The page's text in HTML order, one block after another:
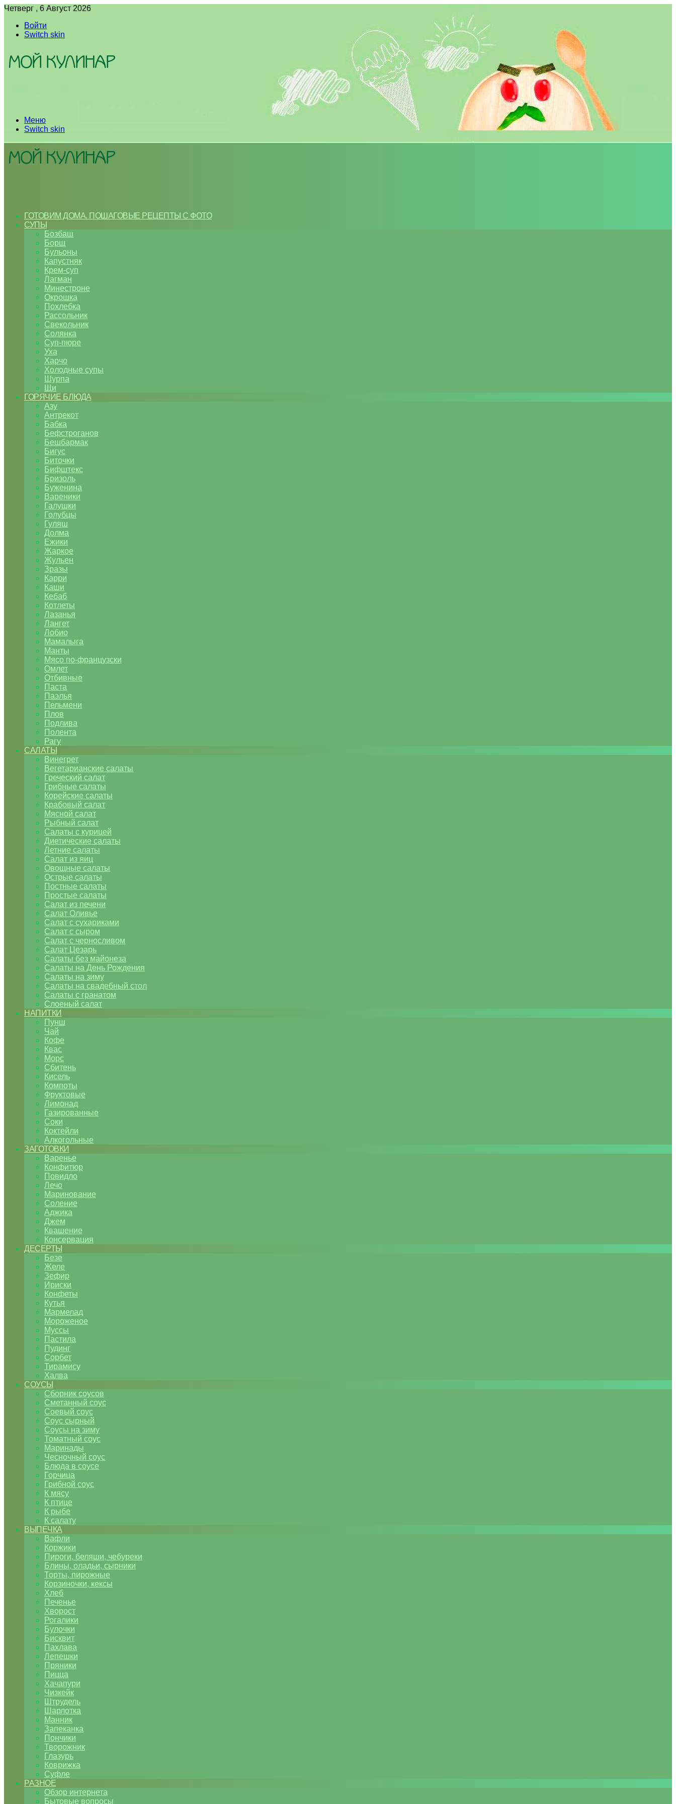
Четверг , 6 Август 2026
Войти
Switch skin
Меню
Switch skin
ГОТОВИМ ДОМА. ПОШАГОВЫЕ РЕЦЕПТЫ С ФОТО
СУПЫ
Бозбаш
Борщ
Бульоны
Капустняк
Крем-суп
Лагман
Минестроне
Окрошка
Похлебка
Рассольник
Свекольник
Солянка
Суп-пюре
Уха
Харчо
Холодные супы
Шурпа
Щи
ГОРЯЧИЕ БЛЮДА
Азу
Антрекот
Бабка
Бефстроганов
Бешбармак
Бигус
Биточки
Бифштекс
Бризоль
Буженина
Вареники
Галушки
Голубцы
Гуляш
Долма
Ежики
Жаркое
Жульен
Зразы
Карри
Каши
Кебаб
Котлеты
Лазанья
Лангет
Лобио
Мамалыга
Манты
Мясо по-французски
Омлет
Отбивные
Паста
Паэлья
Пельмени
Плов
Подлива
Полента
Рагу
САЛАТЫ
Винегрет
Вегетарианские салаты
Греческий салат
Грибные салаты
Корейские салаты
Крабовый салат
Мясной салат
Рыбный салат
Салаты с курицей
Диетические салаты
Летние салаты
Салат из яиц
Овощные салаты
Острые салаты
Постные салаты
Простые салаты
Салат из печени
Салат Оливье
Салат с сухариками
Салат с сыром
Салат с черносливом
Салат Цезарь
Салаты без майонеза
Салаты на День Рождения
Салаты на зиму
Салаты на свадебный стол
Салаты с гранатом
Слоеный салат
НАПИТКИ
Пунш
Чай
Кофе
Квас
Морс
Сбитень
Кисель
Компоты
Фруктовые
Лимонад
Газированные
Соки
Коктейли
Алкогольные
ЗАГОТОВКИ
Варенье
Конфитюр
Повидло
Лечо
Маринование
Соление
Аджика
Джем
Квашение
Консервация
ДЕСЕРТЫ
Безе
Желе
Зефир
Ириски
Конфеты
Кутья
Мармелад
Мороженое
Муссы
Пастила
Пудинг
Сорбет
Тирамису
Халва
СОУСЫ
Сборник соусов
Сметанный соус
Соевый соус
Соус сырный
Соусы на зиму
Томатный соус
Маринады
Чесночный соус
Блюда в соусе
Горчица
Грибной соус
К мясу
К птице
К рыбе
К салату
ВЫПЕЧКА
Вафли
Коржики
Пироги, беляши, чебуреки
Блины, оладьи, сырники
Торты, пирожные
Корзиночки, кексы
Хлеб
Печенье
Хворост
Рогалики
Булочки
Бисквит
Пахлава
Лепешки
Пряники
Пицца
Хачапури
Чизкейк
Штрудель
Шарлотка
Манник
Запеканка
Пончики
Творожник
Глазурь
Коврижка
Суфле
РАЗНОЕ
Обзор интернета
Бытовые вопросы